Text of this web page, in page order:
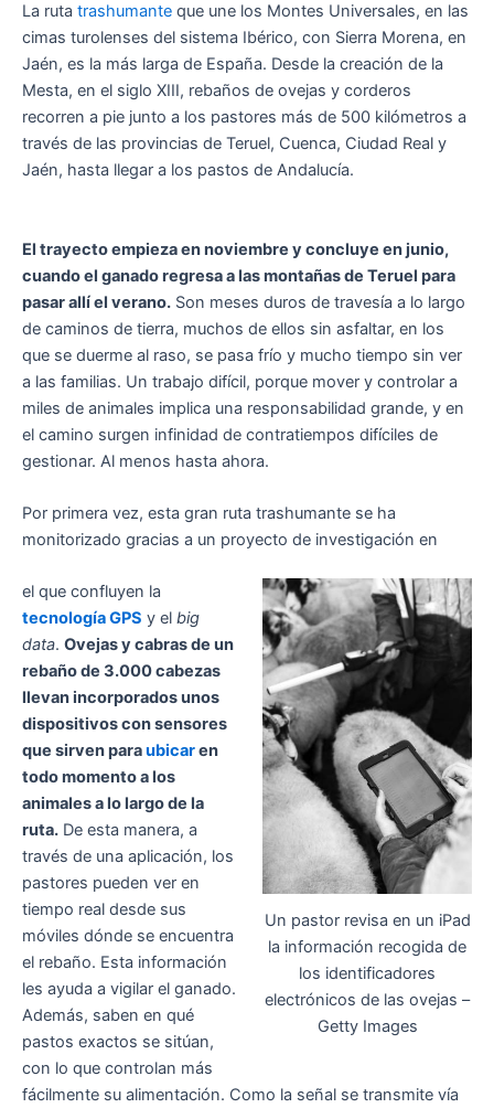
La ruta trashumante que une los Montes Universales, en las
cimas turolenses del sistema Ibérico, con Sierra Morena, en
Jaén, es la más larga de España. Desde la creación de la
Mesta, en el siglo XIII, rebaños de ovejas y corderos
recorren a pie junto a los pastores más de 500 kilómetros a
través de las provincias de Teruel, Cuenca, Ciudad Real y
Jaén, hasta llegar a los pastos de Andalucía.
El trayecto empieza en noviembre y concluye en junio,
cuando el ganado regresa a las montañas de Teruel para
pasar allí el verano. Son meses duros de travesía a lo largo
de caminos de tierra, muchos de ellos sin asfaltar, en los
que se duerme al raso, se pasa frío y mucho tiempo sin ver
a las familias. Un trabajo difícil, porque mover y controlar a
miles de animales implica una responsabilidad grande, y en
el camino surgen infinidad de contratiempos difíciles de
gestionar. Al menos hasta ahora.
Por primera vez, esta gran ruta trashumante se ha
monitorizado gracias a un proyecto de investigación en
Un pastor revisa en un iPad
la información recogida de
los identificadores
electrónicos de las ovejas –
Getty Images
el que confluyen la
tecnología GPS y el big
data. Ovejas y cabras de un
rebaño de 3.000 cabezas
llevan incorporados unos
dispositivos con sensores
que sirven paraubicaren
todo momento a los
animales a lo largo de la
ruta. De esta manera, a
través de una aplicación, los
pastores pueden ver en
tiempo real desde sus
móviles dónde se encuentra
el rebaño. Esta información
les ayuda a vigilar el ganado.
Además, saben en qué
pastos exactos se sitúan,
con lo que controlan más
fácilmente su alimentación. Como la señal se transmite vía